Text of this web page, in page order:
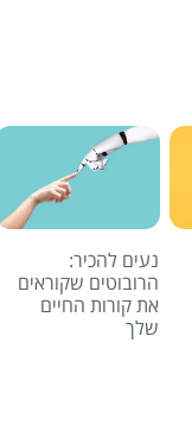
נעים להכיר:
הרובוטים שקוראים
את קורות החיים
שלך